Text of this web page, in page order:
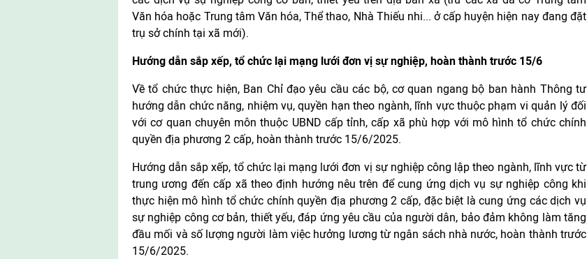
Văn hóa hoặc Trung tâm Văn hóa, Thể thao, Nhà Thiếu nhi... ở cấp huyện hiện nay đang đặt
trụ sở chính tại xã mới).
Hướng dẫn sắp xếp, tổ chức lại mạng lưới đơn vị sự nghiệp, hoàn thành trước 15/6
Về tổ chức thực hiện, Ban Chỉ đạo yêu cầu các bộ, cơ quan ngang bộ ban hành Thông tư
hướng dẫn chức năng, nhiệm vụ, quyền hạn theo ngành, lĩnh vực thuộc phạm vi quản lý đối
với cơ quan chuyên môn thuộc UBND cấp tỉnh, cấp xã phù hợp với mô hình tổ chức chính
quyền địa phương 2 cấp, hoàn thành trước 15/6/2025.
Hướng dẫn sắp xếp, tổ chức lại mạng lưới đơn vị sự nghiệp công lập theo ngành, lĩnh vực từ
trung ương đến cấp xã theo định hướng nêu trên để cung ứng dịch vụ sự nghiệp công khi
thực hiện mô hình tổ chức chính quyền địa phương 2 cấp, đặc biệt là cung ứng các dịch vụ
sự nghiệp công cơ bản, thiết yếu, đáp ứng yêu cầu của người dân, bảo đảm không làm tăng
đầu mối và số lượng người làm việc hưởng lương từ ngân sách nhà nước, hoàn thành trước
15/6/2025.